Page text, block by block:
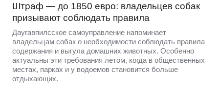
Штраф — до 1850 евро: владельцев собак
призывают соблюдать правила
Даугавпилсское самоуправление напоминает
владельцам собак о необходимости соблюдать правила
содержания и выгула домашних животных. Особенно
актуальны эти требования летом, когда в общественных
местах, парках и у водоемов становится больше
отдыхающих.